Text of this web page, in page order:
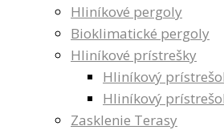
Hliníkové pergoly
Bioklimatické pergoly
Hliníkové prístrešky
Hliníkový
Hliníkový
Zasklenie Terasy